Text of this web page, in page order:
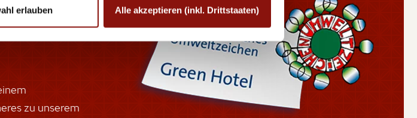
erlauben Alle akzeptieren (inkl. Drittstaaten)
– das ist
zu unserem